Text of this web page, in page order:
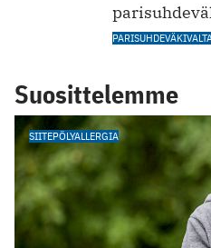
Suosittelemme
SIITEPÖLYALLERGIA